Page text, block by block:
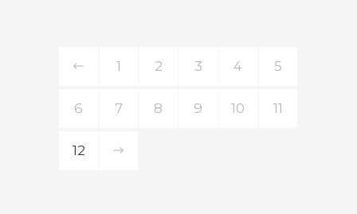
1 2 3 4 5
6 7 8 9 10 11
12